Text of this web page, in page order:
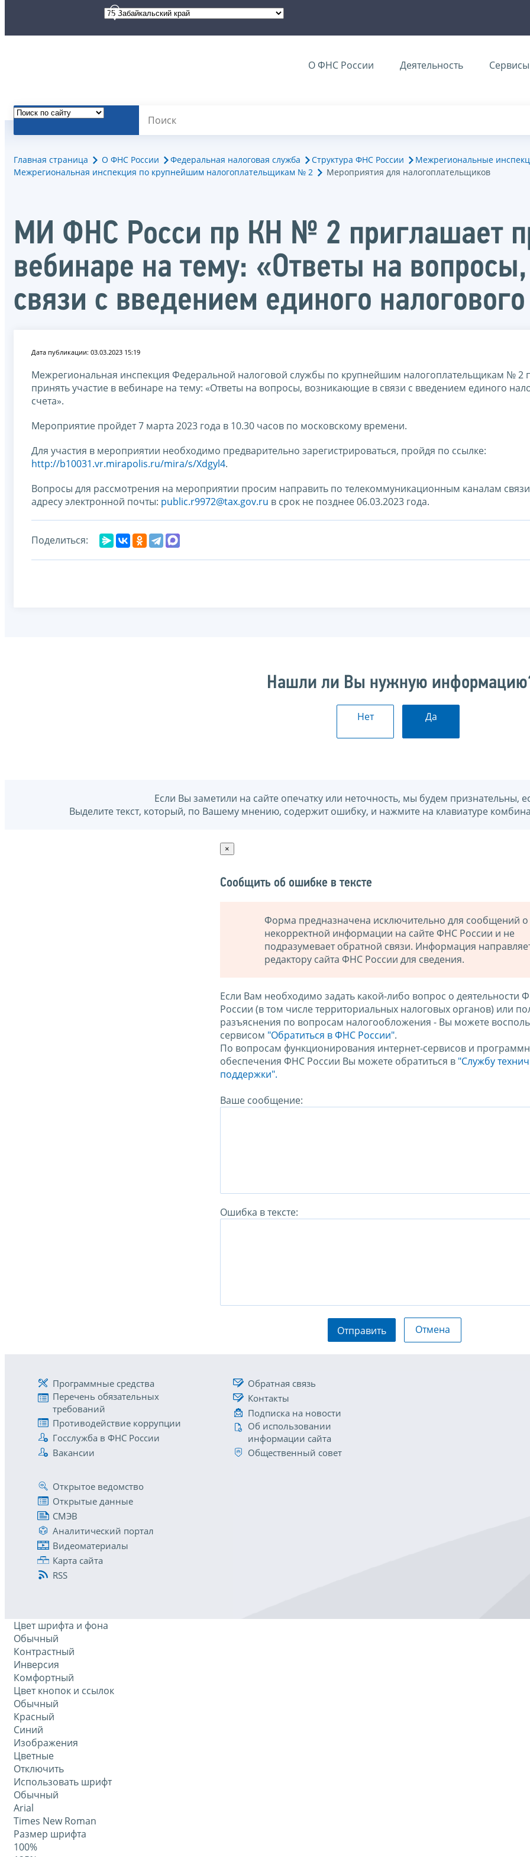
О ФНС России Деятельность Сервисы
Главная страница О ФНС России Федеральная налоговая служба Структура ФНС России
Межрегиональные
Межрегиональная инспекция по крупнейшим налогоплательщикам № 2
Мероприятия для налогоплательщиков
МИ ФНС Росси пр КН № 2 приглашает
вебинаре на тему: «Ответы на
связи с введением единого
Дата публикации: 03.03.2023 15:19
Межрегиональная инспекция Федеральной налоговой службы по крупнейшим налогоплательщикам № 2
принять участие в вебинаре на тему: «Ответы на вопросы, возникающие в связи с введением единого
счета».
Мероприятие пройдет 7 марта 2023 года в 10.30 часов по московскому времени.
Для участия в мероприятии необходимо предварительно зарегистрироваться, пройдя по ссылке:
http://b10031.vr.mirapolis.ru/mira/s/Xdgyl4.
Вопросы для рассмотрения на мероприятии просим направить по телекоммуникационным каналам
адресу электронной почты: public.r9972@tax.gov.ru в срок не позднее 06.03.2023 года.
Поделиться:
Нашли ли Вы нужную
Нет Да
Если Вы заметили на сайте опечатку или неточность, мы будем признательны,
Выделите текст, который, по Вашему мнению, содержит ошибку, и нажмите на клавиатуре
×
Сообщить об ошибке в тексте
Форма предназначена исключительно для сообщений о
некорректной информации на сайте ФНС России и не
подразумевает обратной связи. Информация
редактору сайта ФНС России для сведения.
Если Вам необходимо задать какой-либо вопрос о деятельности
России (в том числе территориальных налоговых органов) или
разъяснения по вопросам налогообложения - Вы можете
сервисом "Обратиться в ФНС России".
По вопросам функционирования интернет-сервисов и
обеспечения ФНС России Вы можете обратиться в "Службу
поддержки".
Ваше сообщение:
Ошибка в тексте:
Отправить Отмена
Программные средства
Перечень обязательных
требований
Противодействие коррупции
Госслужба в ФНС России
Вакансии
Обратная связь
Контакты
Подписка на новости
Об использовании
информации сайта
Общественный совет
Открытое ведомство
Открытые данные
СМЭВ
Аналитический портал
Видеоматериалы
Карта сайта
RSS
Цвет шрифта и фона
Обычный
Контрастный
Инверсия
Комфортный
Цвет кнопок и ссылок
Обычный
Красный
Синий
Изображения
Цветные
Отключить
Использовать шрифт
Обычный
Arial
Times New Roman
Размер шрифта
100%